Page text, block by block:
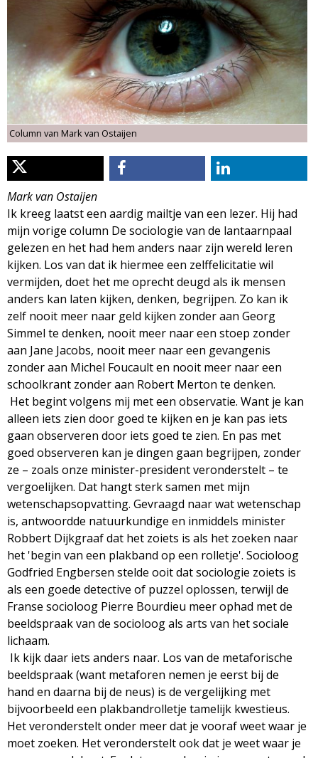
i
o
l
o
g
i
e
M
a
g
a
z
i
n
e
m
e
n
u
Column van Mark van Ostaijen
Mark van Ostaijen
Ik kreeg laatst een aardig mailtje van een lezer. Hij had
mijn vorige column De sociologie van de lantaarnpaal
gelezen en het had hem anders naar zijn wereld leren
kijken. Los van dat ik hiermee een zelffelicitatie wil
vermijden, doet het me oprecht deugd als ik mensen
anders kan laten kijken, denken, begrijpen. Zo kan ik
zelf nooit meer naar geld kijken zonder aan Georg
Simmel te denken, nooit meer naar een stoep zonder
aan Jane Jacobs, nooit meer naar een gevangenis
zonder aan Michel Foucault en nooit meer naar een
schoolkrant zonder aan Robert Merton te denken.
Het begint volgens mij met een observatie. Want je kan
alleen iets zien door goed te kijken en je kan pas iets
gaan observeren door iets goed te zien. En pas met
goed observeren kan je dingen gaan begrijpen, zonder
ze – zoals onze minister-president veronderstelt – te
vergoelijken. Dat hangt sterk samen met mijn
wetenschapsopvatting. Gevraagd naar wat wetenschap
is, antwoordde natuurkundige en inmiddels minister
Robbert Dijkgraaf dat het zoiets is als het zoeken naar
het 'begin van een plakband op een rolletje'. Socioloog
Godfried Engbersen stelde ooit dat sociologie zoiets is
als een goede detective of puzzel oplossen, terwijl de
Franse socioloog Pierre Bourdieu meer ophad met de
beeldspraak van de socioloog als arts van het sociale
lichaam.
Ik kijk daar iets anders naar. Los van de metaforische
beeldspraak (want metaforen nemen je eerst bij de
hand en daarna bij de neus) is de vergelijking met
bijvoorbeeld een plakbandrolletje tamelijk kwestieus.
Het veronderstelt onder meer dat je vooraf weet waar je
moet zoeken. Het veronderstelt ook dat je weet waar je